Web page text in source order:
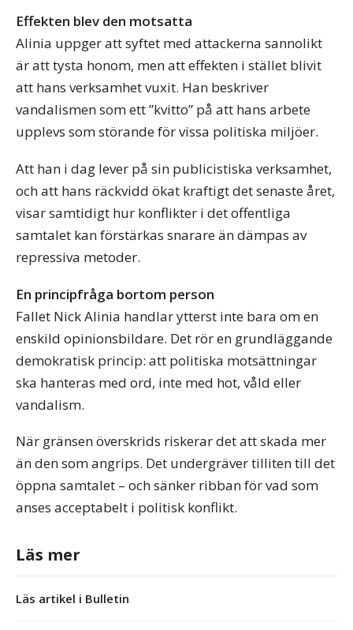
Effekten blev den motsatta
Alinia uppger att syftet med attackerna sannolikt
är att tysta honom, men att effekten i stället blivit
att hans verksamhet vuxit. Han beskriver
vandalismen som ett ”kvitto” på att hans arbete
upplevs som störande för vissa politiska miljöer.
Att han i dag lever på sin publicistiska verksamhet,
och att hans räckvidd ökat kraftigt det senaste året,
visar samtidigt hur konflikter i det offentliga
samtalet kan förstärkas snarare än dämpas av
repressiva metoder.
En principfråga bortom person
Fallet Nick Alinia handlar ytterst inte bara om en
enskild opinionsbildare. Det rör en grundläggande
demokratisk princip: att politiska motsättningar
ska hanteras med ord, inte med hot, våld eller
vandalism.
När gränsen överskrids riskerar det att skada mer
än den som angrips. Det undergräver tilliten till det
öppna samtalet – och sänker ribban för vad som
anses acceptabelt i politisk konflikt.
Läs mer
Läs artikel i Bulletin